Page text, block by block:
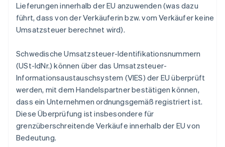
Lieferungen innerhalb der EU anzuwenden (was dazu
führt, dass von der Verkäuferin bzw. vom Verkäufer keine
Umsatzsteuer berechnet wird).
Schwedische Umsatzsteuer-Identifikationsnummern
(USt-IdNr.) können über das Umsatzsteuer-
Informationsaustauschsystem (VIES) der EU überprüft
werden, mit dem Handelspartner bestätigen können,
dass ein Unternehmen ordnungsgemäß registriert ist.
Diese Überprüfung ist insbesondere für
grenzüberschreitende Verkäufe innerhalb der EU von
Bedeutung.